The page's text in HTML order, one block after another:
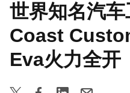
世界知名汽
Coast
Eva火力全开